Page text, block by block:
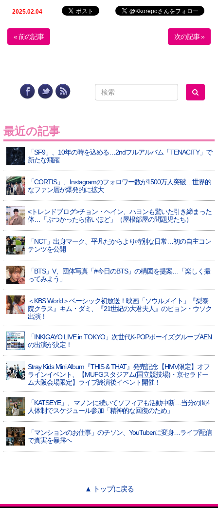
2025.02.04
« 前の記事 次の記事 »
最近の記事
「SF9」、10年の時を込める…2ndフルアルバム「TENACITY」で
新たな飛躍
「CORTIS」、Instagramのフォロワー数が1500万人突破…世界的
なファン層が爆発的に拡大
<トレンドブログ>チョン・ヘイン、ハヨンも驚いた引き締まった
体…「ぶつかったら痛いほど」（屋根部屋の問題児たち）
「NCT」出身マーク、平凡だからより特別な日常…初の自主コン
テンツを公開
「BTS」V、団体写真「#今日のBTS」の構図を提案…「楽しく撮
ってみよう」
＜KBS World＞ベーシック初放送！映画「ソウルメイト」『梨泰
院クラス』キム・ダミ、『21世紀の大君夫人』のピョン・ウソク
出演！
「INKIGAYO LIVE in TOKYO」次世代K-POPボーイズグループAEN
の出演が決定！
Stray Kids Mini Album『THIS & THAT』発売記念【HMV限定】オフ
ラインイベント、【MUFGスタジアム(国立競技場)・京セラドー
ム大阪会場限定】ライブ終演後イベント開催！
「KATSEYE」、マノンに続いてソフィアも活動中断…当分の間4
人体制でスケジュール参加「精神的な回復のため」
「マンションのお仕事」のチソン、YouTuberに変身…ライブ配信
で真実を暴露へ
▲ トップに戻る